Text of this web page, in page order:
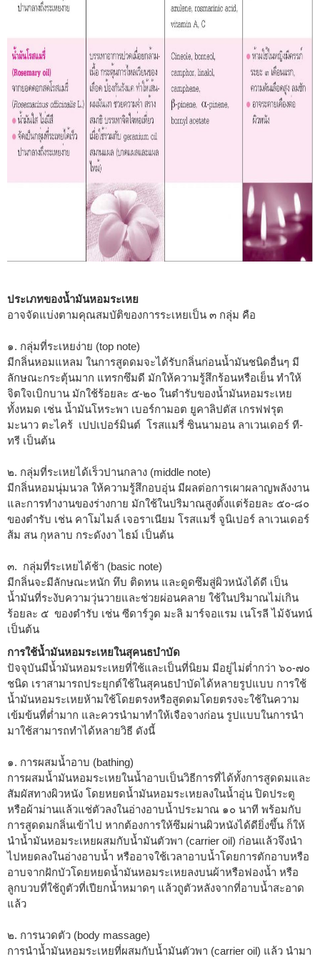
ประเภทของน้ำมันหอมระเหย
อาจจัดแบ่งตามคุณสมบัติของการระเหยเป็น ๓ กลุ่ม คือ
๑. กลุ่มที่ระเหยง่าย (top note)
มีกลิ่นหอมแหลม ในการสูดดมจะได้รับกลิ่นก่อนน้ำมันชนิดอื่นๆ มี
ลักษณะกระตุ้นมาก แทรกซึมดี มักให้ความรู้สึกร้อนหรือเย็น ทำให้
จิตใจเบิกบาน มักใช้ร้อยละ ๕-๒๐ ในตำรับของน้ำมันหอมระเหย
ทั้งหมด เช่น น้ำมันโหระพา เบอร์กามอต ยูคาลิปตัส เกรฟฟรุต
มะนาว ตะไคร้ เปปเปอร์มินต์ โรสแมรี่ ซินนามอน ลาเวนเดอร์ ที-
ทรี เป็นต้น
๒. กลุ่มที่ระเหยได้เร็วปานกลาง (middle note)
มีกลิ่นหอมนุ่มนวล ให้ความรู้สึกอบอุ่น มีผลต่อการเผาผลาญพลังงาน
และการทำงานของร่างกาย มักใช้ในปริมาณสูงตั้งแต่ร้อยละ ๕๐-๘๐
ของตำรับ เช่น คาโมไมล์ เจอราเนียม โรสแมรี่ จูนิเปอร์ ลาเวนเดอร์
ส้ม สน กุหลาบ กระดังงา ไธม์ เป็นต้น
๓. กลุ่มที่ระเหยได้ช้า (basic note)
มีกลิ่นจะมีลักษณะหนัก ทึบ ติดทน และดูดซึมสู่ผิวหนังได้ดี เป็น
น้ำมันที่ระงับความวุ่นวายและช่วยผ่อนคลาย ใช้ในปริมาณไม่เกิน
ร้อยละ ๕ ของตำรับ เช่น ซีดาร์วูด มะลิ มาร์จอแรม เนโรลี ไม้จันทน์
เป็นต้น
การใช้น้ำมันหอมระเหยในสุคนธบำบัด
ปัจจุบันมีน้ำมันหอมระเหยที่ใช้และเป็นที่นิยม มีอยู่ไม่ต่ำกว่า ๖๐-๗๐
ชนิด เราสามารถประยุกต์ใช้ในสุคนธบำบัดได้หลายรูปแบบ การใช้
น้ำมันหอมระเหยห้ามใช้โดยตรงหรือสูดดมโดยตรงจะใช้ในความ
เข้มข้นที่ต่ำมาก และควรนำมาทำให้เจือจางก่อน รูปแบบในการนำ
มาใช้สามารถทำได้หลายวิธี ดังนี้
๑. การผสมน้ำอาบ (bathing)
การผสมน้ำมันหอมระเหยในน้ำอาบเป็นวิธีการที่ได้ทั้งการสูดดมและ
สัมผัสทางผิวหนัง โดยหยดน้ำมันหอมระเหยลงในน้ำอุ่น ปิดประตู
หรือผ้าม่านแล้วแช่ตัวลงในอ่างอาบน้ำประมาณ ๑๐ นาที พร้อมกับ
การสูดดมกลิ่นเข้าไป หากต้องการให้ซึมผ่านผิวหนังได้ดียิ่งขึ้น ก็ให้
นำน้ำมันหอมระเหยผสมกับน้ำมันตัวพา (carrier oil) ก่อนแล้วจึงนำ
ไปหยดลงในอ่างอาบน้ำ หรืออาจใช้เวลาอาบน้ำโดยการตักอาบหรือ
อาบจากฝักบัวโดยหยดน้ำมันหอมระเหยลงบนผ้าหรือฟองน้ำ หรือ
ลูกบวบที่ใช้ถูตัวที่เปียกน้ำหมาดๆ แล้วถูตัวหลังจากที่อาบน้ำสะอาด
แล้ว
๒. การนวดตัว (body massage)
การนำน้ำมันหอมระเหยที่ผสมกับน้ำมันตัวพา (carrier oil) แล้ว นำมา